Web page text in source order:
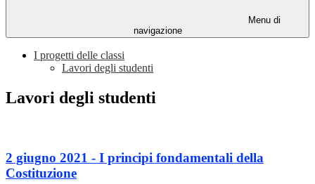
Menu di
navigazione
I progetti delle classi
Lavori degli studenti
Lavori degli studenti
2 giugno 2021 - I principi fondamentali della
Costituzione